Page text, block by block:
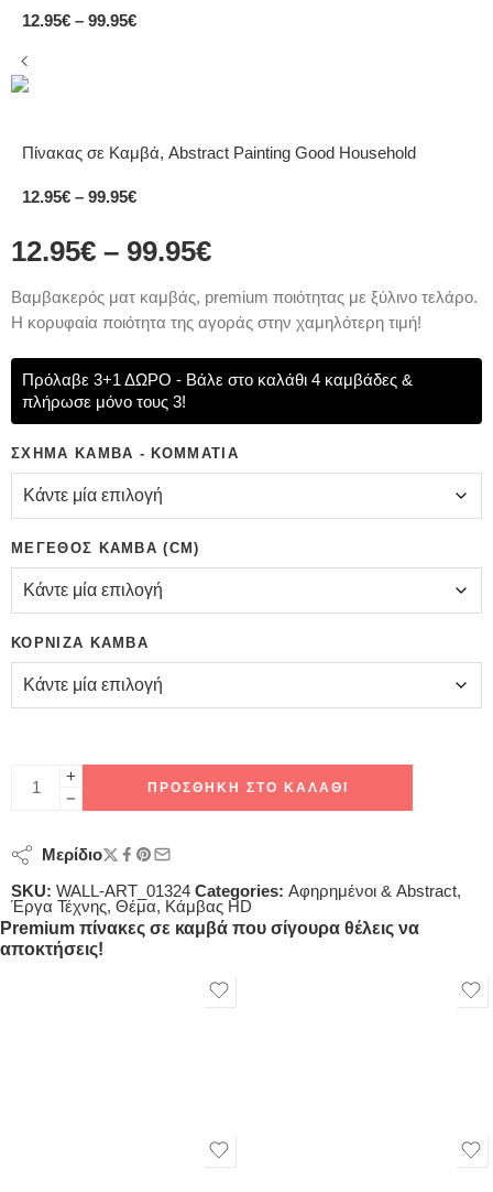
12.95€ – 99.95€
Πίνακας σε Καμβά, Abstract Painting Good Household
12.95€ – 99.95€
12.95€ – 99.95€
Bαμβακερός ματ καμβάς, premium ποιότητας με ξύλινο τελάρο.
Η κορυφαία ποιότητα της αγοράς στην χαμηλότερη τιμή!
Πρόλαβε 3+1 ΔΩΡΟ - Βάλε στο καλάθι 4 καμβάδες &
πλήρωσε μόνο τους 3!
ΣΧΉΜΑ ΚΑΜΒΆ - ΚΟΜΜΆΤΙΑ
ΜΈΓΕΘΟΣ ΚΑΜΒΆ (CM)
ΚΟΡΝΊΖΑ ΚΑΜΒΆ
ΠΡΟΣΘΉΚΗ ΣΤΟ ΚΑΛΆΘΙ
Μερίδιο
SKU: WALL-ART_01324 Categories: Αφηρημένοι & Abstract,
Έργα Τέχνης, Θέμα, Κάμβας HD
Premium πίνακες σε καμβά που σίγουρα θέλεις να
αποκτήσεις!